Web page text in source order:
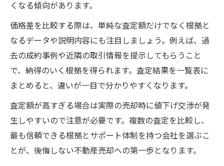
くなる傾向があります。
価格差を比較する際は、単純な査定額だけでなく根拠と
なるデータや説明内容にも注目しましょう。例えば、過
去の成約事例や近隣の取引情報を提示してもらうこと
で、納得のいく根拠を得られます。査定結果を一覧表に
まとめると、違いが一目で分かりやすくなります。
査定額が高すぎる場合は実際の売却時に値下げ交渉が発
生しやすいので注意が必要です。複数の査定を比較し、
最も信頼できる根拠とサポート体制を持つ会社を選ぶこ
とが、後悔しない不動産売却への第一歩となります。